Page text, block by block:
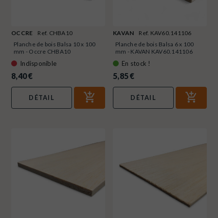
OCCRE
Ref. CHBA10
Planche de bois Balsa 10 x 100
mm - Occre CHBA10
Indisponible
8,40 €
DÉTAIL
KAVAN
Ref. KAV60.141106
Planche de bois Balsa 6 x 100
mm - KAVAN KAV60.141106
En stock !
5,85 €
DÉTAIL